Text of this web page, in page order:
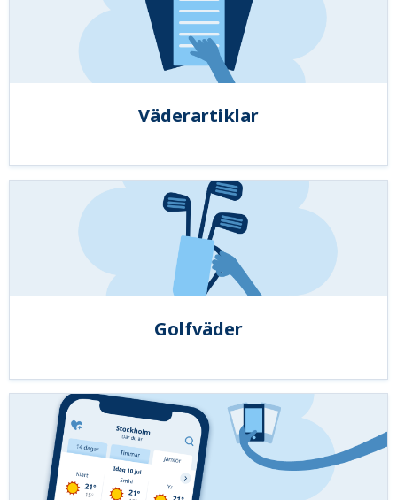
Väderartiklar
Golfväder